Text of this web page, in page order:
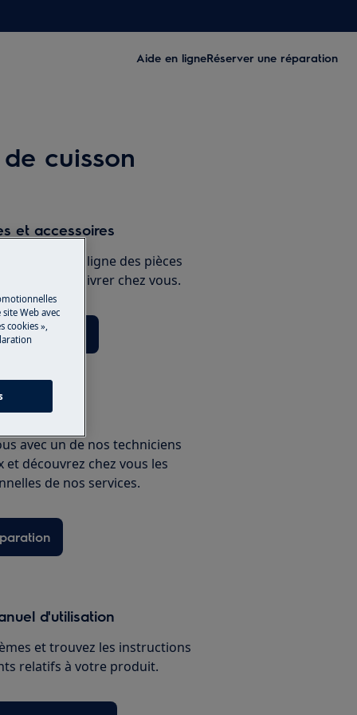
Aide en ligneRéserver une réparation
cuisson
et accessoires
boutique en ligne des pièces
et faites-les livrer chez vous.
détachées
expert
avec un de nos techniciens
et découvrez chez vous les
de nos services.
d'utilisation
et trouvez les instructions
relatifs à votre produit.
Web avec
cookies »,